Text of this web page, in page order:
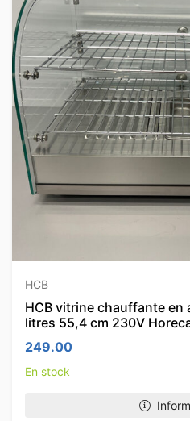
HCB
HCB vitrine chauffante en
litres 55,4 cm 230V
249.00
En stock